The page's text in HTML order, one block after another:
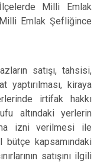
Milli Emlak
Emlak Şefliğince
satışı, tahsisi,
yaptırılması, kiraya
irtifak hakkı
altındaki yerlerin
izni verilmesi ile
kapsamındaki
satışını ilgili